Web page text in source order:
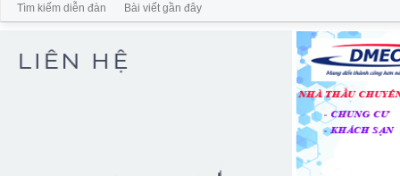
Tìm kiếm diễn đàn Bài viết gần đây